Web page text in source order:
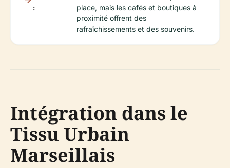
:
place, mais les cafés et boutiques à
proximité offrent des
rafraîchissements et des souvenirs.
Intégration dans le
Tissu Urbain
Marseillais